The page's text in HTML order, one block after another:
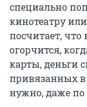
специально
кинотеатру
посчитает,
огорчится,
карты, деньги
привязанных в
нужно, даже по